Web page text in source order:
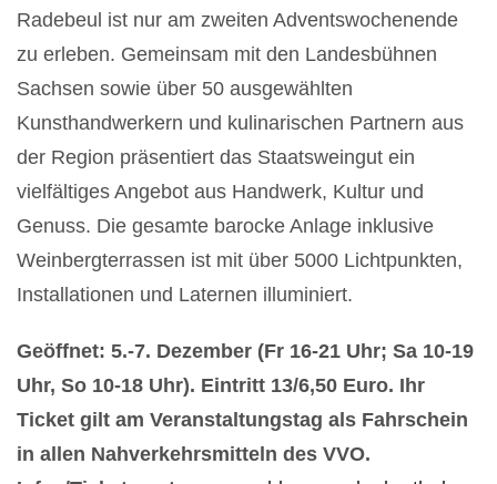
Radebeul ist nur am zweiten Adventswochenende
zu erleben. Gemeinsam mit den Landesbühnen
Sachsen sowie über 50 ausgewählten
Kunsthandwerkern und kulinarischen Partnern aus
der Region präsentiert das Staatsweingut ein
vielfältiges Angebot aus Handwerk, Kultur und
Genuss. Die gesamte barocke Anlage inklusive
Weinbergterrassen ist mit über 5000 Lichtpunkten,
Installationen und Laternen illuminiert.
Geöffnet: 5.-7. Dezember (Fr 16-21 Uhr; Sa 10-19
Uhr, So 10-18 Uhr). Eintritt 13/6,50 Euro. Ihr
Ticket gilt am Veranstaltungstag als Fahrschein
in allen Nahverkehrsmitteln des VVO.